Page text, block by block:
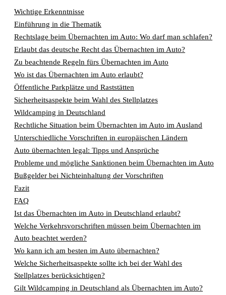
Wichtige Erkenntnisse
Einführung in die Thematik
Rechtslage beim Übernachten im Auto: Wo darf man schlafen?
Erlaubt das deutsche Recht das Übernachten im Auto?
Zu beachtende Regeln fürs Übernachten im Auto
Wo ist das Übernachten im Auto erlaubt?
Öffentliche Parkplätze und Raststätten
Sicherheitsaspekte beim Wahl des Stellplatzes
Wildcamping in Deutschland
Rechtliche Situation beim Übernachten im Auto im Ausland
Unterschiedliche Vorschriften in europäischen Ländern
Auto übernachten legal: Tipps und Ansprüche
Probleme und mögliche Sanktionen beim Übernachten im Auto
Bußgelder bei Nichteinhaltung der Vorschriften
Fazit
FAQ
Ist das Übernachten im Auto in Deutschland erlaubt?
Welche Verkehrsvorschriften müssen beim Übernachten im
Auto beachtet werden?
Wo kann ich am besten im Auto übernachten?
Welche Sicherheitsaspekte sollte ich bei der Wahl des
Stellplatzes berücksichtigen?
Gilt Wildcamping in Deutschland als Übernachten im Auto?